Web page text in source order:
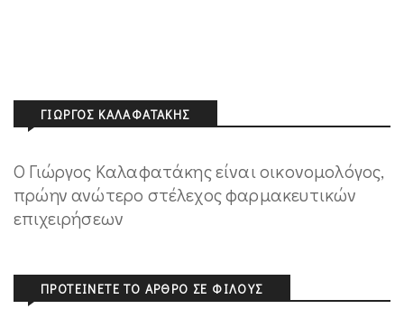
ΓΙΏΡΓΟΣ ΚΑΛΑΦΑΤΆΚΗΣ
Ο Γιώργος Καλαφατάκης είναι οικονομολόγος,
πρώην ανώτερο στέλεχος φαρμακευτικών
επιχειρήσεων
ΠΡΟΤΕΊΝΕΤΕ ΤΟ ΆΡΘΡΟ ΣΕ ΦΊΛΟΥΣ